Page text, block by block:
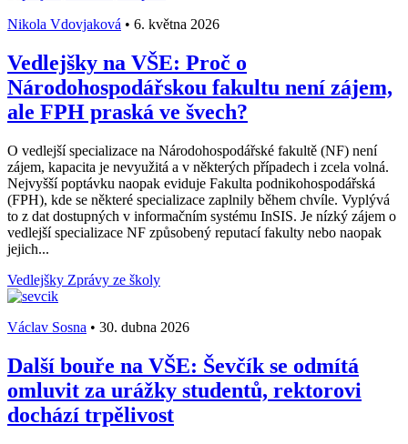
Nikola Vdovjaková • 6. května 2026
Vedlejšky na VŠE: Proč o
Národohospodářskou fakultu není zájem,
ale FPH praská ve švech?
O vedlejší specializace na Národohospodářské fakultě (NF) není
zájem, kapacita je nevyužitá a v některých případech i zcela volná.
Nejvyšší poptávku naopak eviduje Fakulta podnikohospodářská
(FPH), kde se některé specializace zaplnily během chvíle. Vyplývá
to z dat dostupných v informačním systému InSIS. Je nízký zájem o
vedlejší specializace NF způsobený reputací fakulty nebo naopak
jejich...
Vedlejšky Zprávy ze školy
Václav Sosna • 30. dubna 2026
Další bouře na VŠE: Ševčík se odmítá
omluvit za urážky studentů, rektorovi
dochází trpělivost